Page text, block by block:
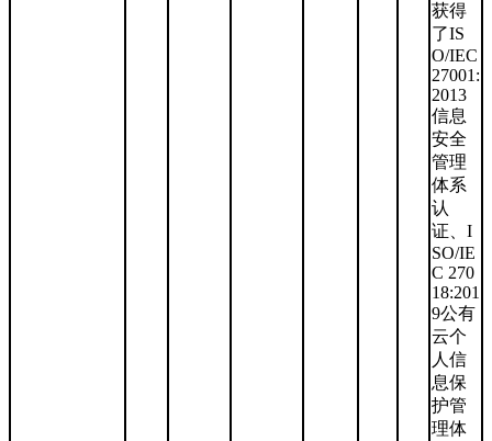
获得
了IS
O/IEC
27001:
2013
信息
安全
管理
体系
认
证、I
SO/IE
C 270
18:201
9公有
云个
人信
息保
护管
理体